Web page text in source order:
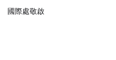
國際處敬啟